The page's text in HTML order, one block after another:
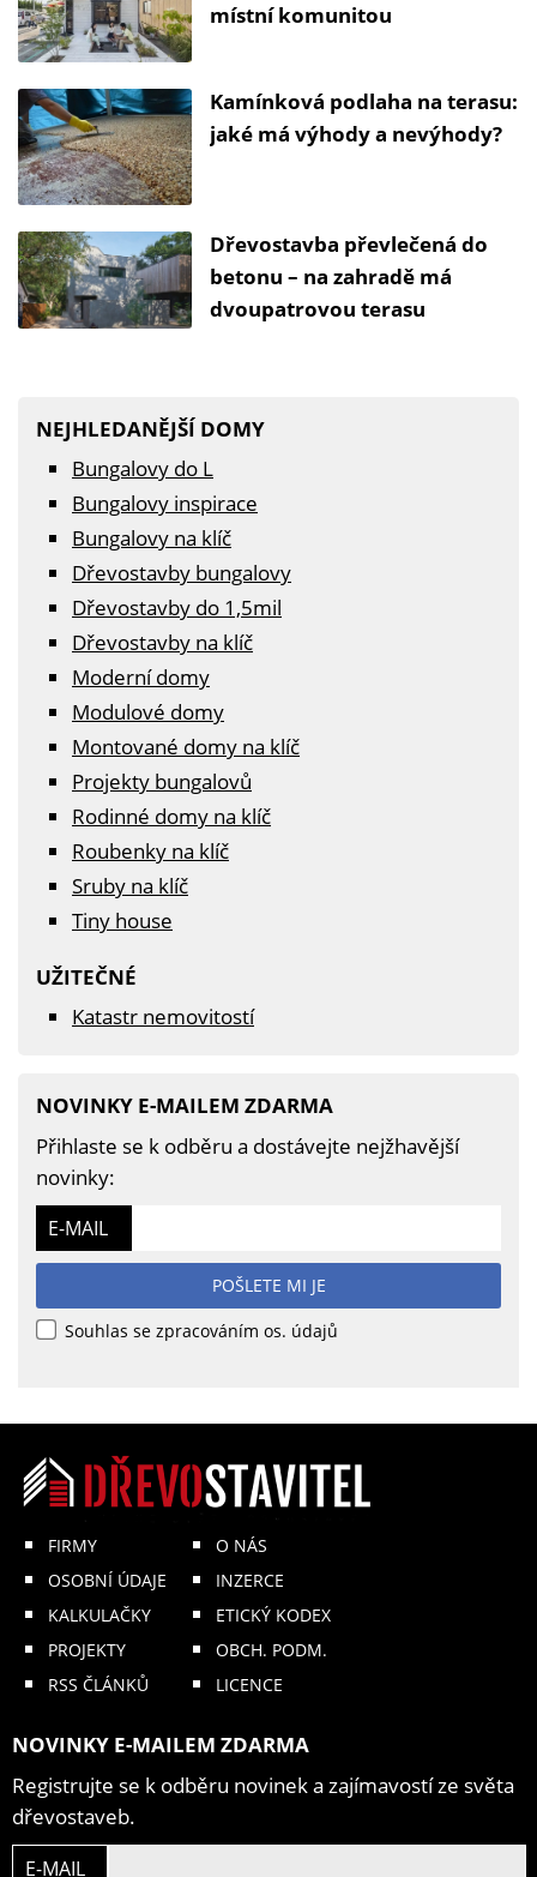
místní komunitou
Kamínková podlaha na terasu:
jaké má výhody a nevýhody?
Dřevostavba převlečená do
betonu – na zahradě má
dvoupatrovou terasu
NEJHLEDANĚJŠÍ DOMY
Bungalovy do L
Bungalovy inspirace
Bungalovy na klíč
Dřevostavby bungalovy
Dřevostavby do 1,5mil
Dřevostavby na klíč
Moderní domy
Modulové domy
Montované domy na klíč
Projekty bungalovů
Rodinné domy na klíč
Roubenky na klíč
Sruby na klíč
Tiny house
UŽITEČNÉ
Katastr nemovitostí
NOVINKY E-MAILEM ZDARMA
Přihlaste se k odběru a dostávejte nejžhavější
novinky:
E-MAIL
POŠLETE MI JE
Souhlas se zpracováním os. údajů
FIRMY
OSOBNÍ ÚDAJE
KALKULAČKY
PROJEKTY
RSS ČLÁNKŮ
O NÁS
INZERCE
ETICKÝ KODEX
OBCH. PODM.
LICENCE
NOVINKY E-MAILEM ZDARMA
Registrujte se k odběru novinek a zajímavostí ze světa
dřevostaveb.
E-MAIL